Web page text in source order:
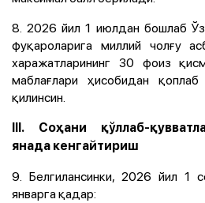
8. 2026 йил 1 июлдан бошлаб
фуқароларига миллий чолғу
харажатларининг 30 фоиз
маблағлари ҳисобидан
қилинсин.
III. Соҳани қўллаб-
янада кенгайтириш
9. Белгилансинки, 2026 йил 1
январга қадар: